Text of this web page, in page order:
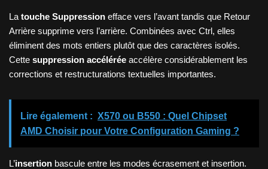
La touche Suppression efface vers l’avant tandis que Retour
Arrière supprime vers l’arrière. Combinées avec Ctrl, elles
éliminent des mots entiers plutôt que des caractères isolés.
Cette suppression accélérée accélère considérablement les
corrections et restructurations textuelles importantes.
Lire également : X570 ou B550 : Quel Chipset
AMD Choisir pour Votre Configuration Gaming ?
L’insertion bascule entre les modes écrasement et insertion.